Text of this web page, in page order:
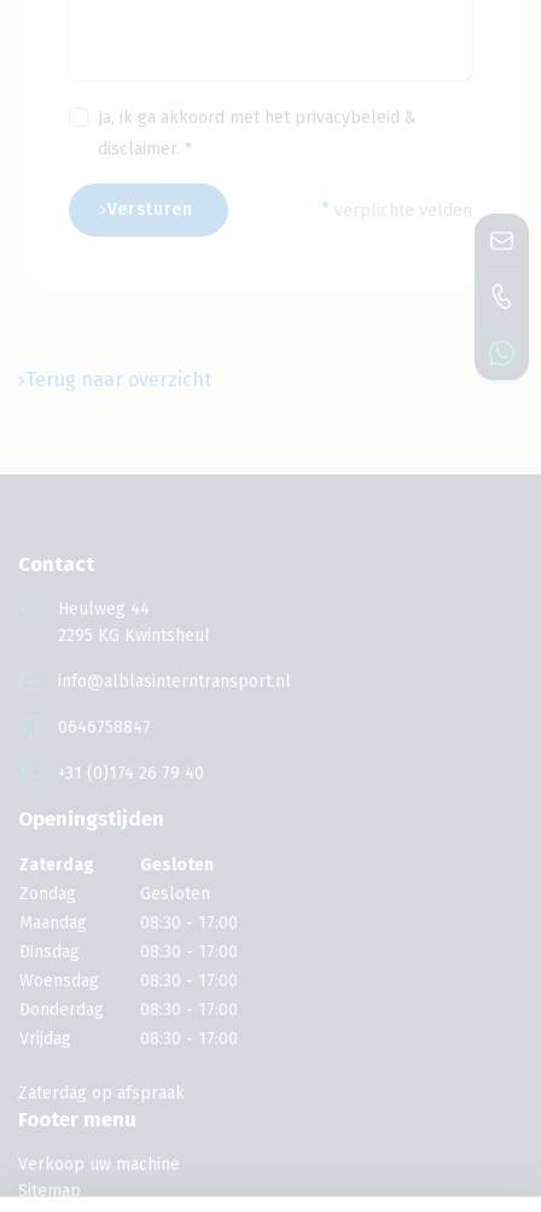
Ja, ik ga akkoord met het privacybeleid &
disclaimer. *
Versturen * verplichte velden
Terug naar overzicht
Contact
Heulweg 44
2295 KG Kwintsheul
info@alblasinterntransport.nl
0646758847
+31 (0)174 26 79 40
Openingstijden
Zaterdag
Gesloten
Zondag
Gesloten
Maandag
08:30 - 17:00
Dinsdag
08:30 - 17:00
Woensdag
08:30 - 17:00
Donderdag
08:30 - 17:00
Vrijdag
08:30 - 17:00
Zaterdag op afspraak
Footer menu
Verkoop uw machine
Sitemap